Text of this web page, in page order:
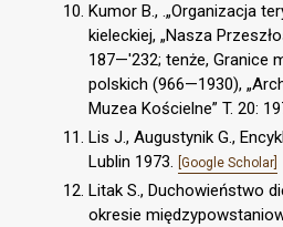
Kumor B., .„Organizacja
kieleckiej, „Nasza
187—'232; tenże, Granice
polskich (966—1930),
Muzea Kościelne” T. 20:
Lis J., Augustynik G.,
Lublin 1973. [Google Scholar]
Litak S., Duchowieństwo
okresie